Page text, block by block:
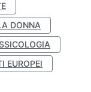
DONNA
EUROPEI